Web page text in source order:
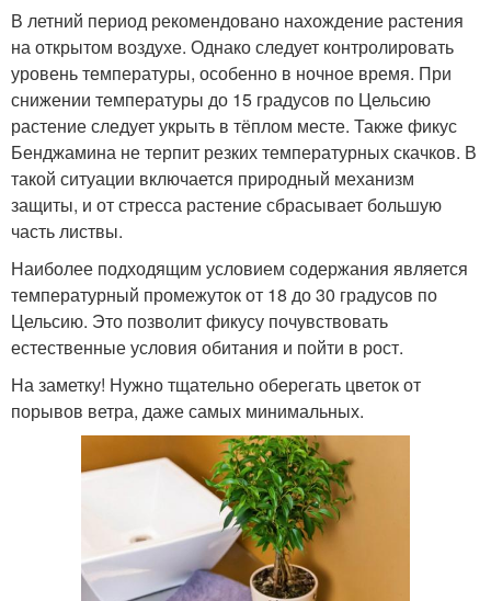
В летний период рекомендовано нахождение растения
на открытом воздухе. Однако следует контролировать
уровень температуры, особенно в ночное время. При
снижении температуры до 15 градусов по Цельсию
растение следует укрыть в тёплом месте. Также фикус
Бенджамина не терпит резких температурных скачков. В
такой ситуации включается природный механизм
защиты, и от стресса растение сбрасывает большую
часть листвы.
Наиболее подходящим условием содержания является
температурный промежуток от 18 до 30 градусов по
Цельсию. Это позволит фикусу почувствовать
естественные условия обитания и пойти в рост.
На заметку! Нужно тщательно оберегать цветок от
порывов ветра, даже самых минимальных.